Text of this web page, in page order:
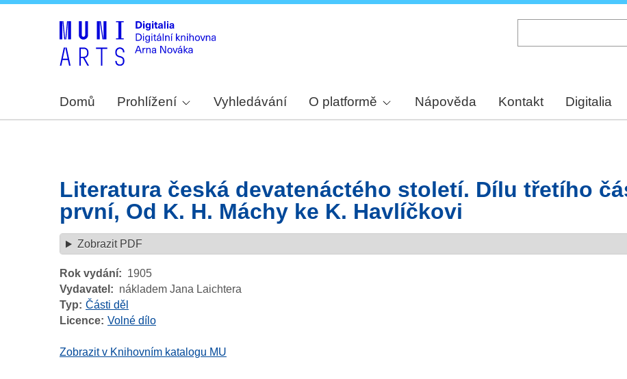
Domů Prohlížení Vyhledávání O platformě Nápověda Kontakt Digitalia
Literatura česká devatenáctého století. Dílu třetího
první, Od K. H. Máchy ke K. Havlíčkovi
Zobrazit PDF
Rok vydání
1905
Vydavatel
nákladem Jana Laichtera
Typ
Části děl
Licence Volné dílo
Zobrazit v Knihovním katalogu MU